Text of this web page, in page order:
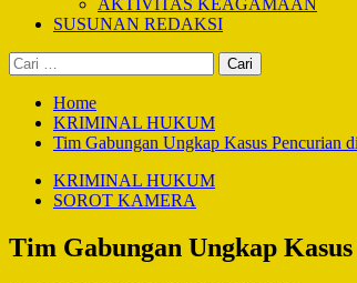
AKTIVITAS KEAGAMAAN
SUSUNAN REDAKSI
Cari
untuk:
Home
KRIMINAL HUKUM
Tim Gabungan Ungkap Kasus Pencurian
KRIMINAL HUKUM
SOROT KAMERA
Tim Gabungan Ungkap